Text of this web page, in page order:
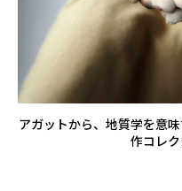
アガットから、地質学を意
作コレ